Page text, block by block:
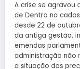
A crise se agravou
de Dentro no
desde 22 de
da antiga gestão,
emendas
administração não
a situação dos